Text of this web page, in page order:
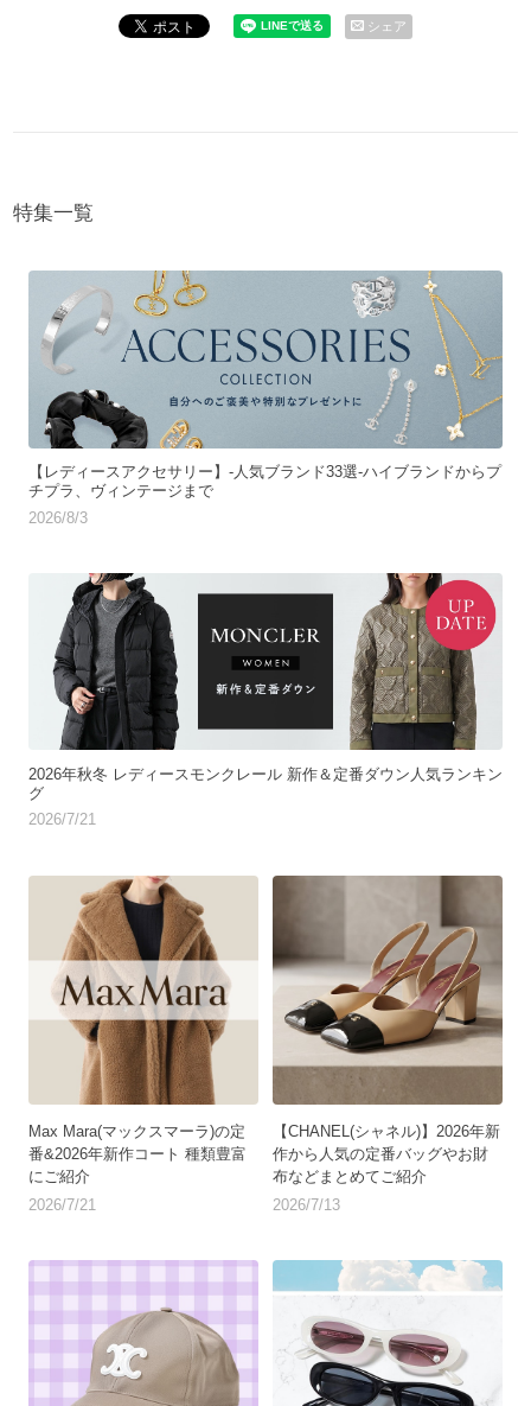
シェア
特集一覧
【レディースアクセサリー】-人気ブランド33選-ハイブランドからプ
チプラ、ヴィンテージまで
2026/8/3
2026年秋冬 レディースモンクレール 新作＆定番ダウン人気ランキン
グ
2026/7/21
Max Mara(マックスマーラ)の定
番&2026年新作コート 種類豊富
にご紹介
2026/7/21
【CHANEL(シャネル)】2026年新
作から人気の定番バッグやお財
布などまとめてご紹介
2026/7/13